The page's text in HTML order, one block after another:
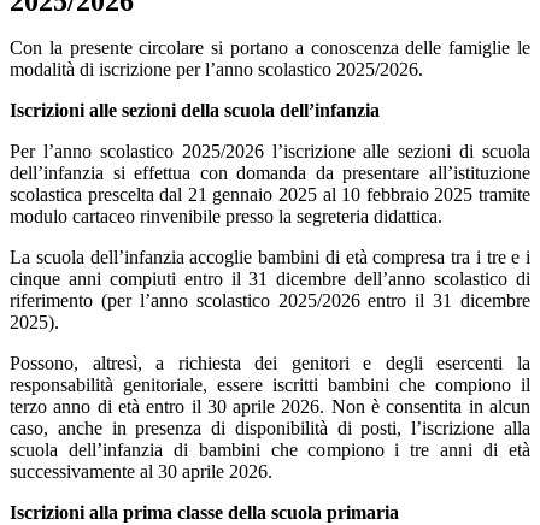
Con la presente circolare si portano a conoscenza delle famiglie le
modalità di iscrizione per l’anno scolastico 2025/2026.
Iscrizioni alle sezioni della scuola dell’infanzia
Per l’anno scolastico 2025/2026 l’iscrizione alle sezioni di scuola
dell’infanzia si effettua con domanda da presentare all’istituzione
scolastica prescelta dal 21 gennaio 2025 al 10 febbraio 2025 tramite
modulo cartaceo rinvenibile presso la segreteria didattica.
La scuola dell’infanzia accoglie bambini di età compresa tra i tre e i
cinque anni compiuti entro il 31 dicembre dell’anno scolastico di
riferimento (per l’anno scolastico 2025/2026 entro il 31 dicembre
2025).
Possono, altresì, a richiesta dei genitori e degli esercenti la
responsabilità genitoriale, essere iscritti bambini che compiono il
terzo anno di età entro il 30 aprile 2026. Non è consentita in alcun
caso, anche in presenza di disponibilità di posti, l’iscrizione alla
scuola dell’infanzia di bambini che compiono i tre anni di età
successivamente al 30 aprile 2026.
Iscrizioni alla prima classe della scuola primaria